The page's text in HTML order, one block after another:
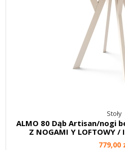
Stoły
ALMO 80 Dąb Artisan/nogi
Z NOGAMI Y LOFTOWY /
779,00